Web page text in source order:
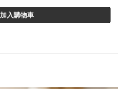
加入購物車